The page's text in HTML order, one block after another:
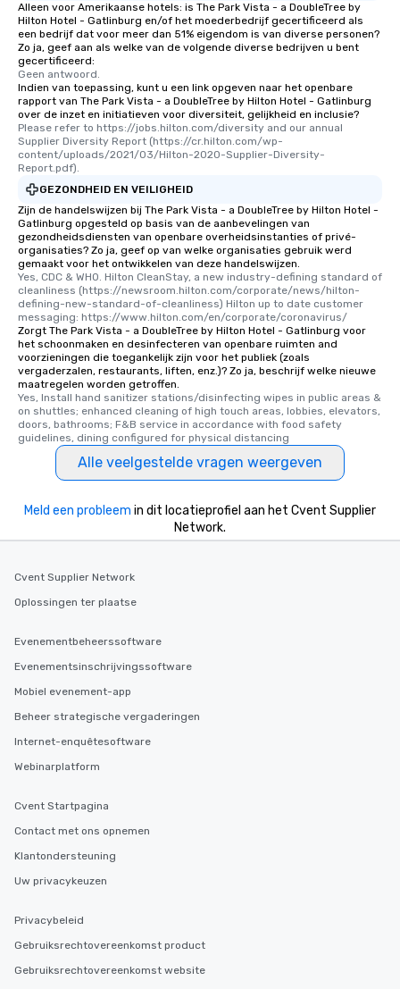
Alleen voor Amerikaanse hotels: is The Park Vista - a DoubleTree by
Hilton Hotel - Gatlinburg en/of het moederbedrijf gecertificeerd als
een bedrijf dat voor meer dan 51% eigendom is van diverse personen?
Zo ja, geef aan als welke van de volgende diverse bedrijven u bent
gecertificeerd:
Geen antwoord.
Indien van toepassing, kunt u een link opgeven naar het openbare
rapport van The Park Vista - a DoubleTree by Hilton Hotel - Gatlinburg
over de inzet en initiatieven voor diversiteit, gelijkheid en inclusie?
Please refer to https://jobs.hilton.com/diversity and our annual
Supplier Diversity Report (https://cr.hilton.com/wp-
content/uploads/2021/03/Hilton-2020-Supplier-Diversity-
Report.pdf).
GEZONDHEID EN VEILIGHEID
Zijn de handelswijzen bij The Park Vista - a DoubleTree by Hilton Hotel -
Gatlinburg opgesteld op basis van de aanbevelingen van
gezondheidsdiensten van openbare overheidsinstanties of privé-
organisaties? Zo ja, geef op van welke organisaties gebruik werd
gemaakt voor het ontwikkelen van deze handelswijzen.
Yes, CDC & WHO. Hilton CleanStay, a new industry-defining standard of
cleanliness (https://newsroom.hilton.com/corporate/news/hilton-
defining-new-standard-of-cleanliness) Hilton up to date customer
messaging: https://www.hilton.com/en/corporate/coronavirus/
Zorgt The Park Vista - a DoubleTree by Hilton Hotel - Gatlinburg voor
het schoonmaken en desinfecteren van openbare ruimten and
voorzieningen die toegankelijk zijn voor het publiek (zoals
vergaderzalen, restaurants, liften, enz.)? Zo ja, beschrijf welke nieuwe
maatregelen worden getroffen.
Yes, Install hand sanitizer stations/disinfecting wipes in public areas &
on shuttles; enhanced cleaning of high touch areas, lobbies, elevators,
doors, bathrooms; F&B service in accordance with food safety
guidelines, dining configured for physical distancing
Alle veelgestelde vragen weergeven
Meld een probleem in dit locatieprofiel aan het Cvent Supplier
Network.
Cvent Supplier Network
Oplossingen ter plaatse
Evenementbeheerssoftware
Evenementsinschrijvingssoftware
Mobiel evenement-app
Beheer strategische vergaderingen
Internet-enquêtesoftware
Webinarplatform
Cvent Startpagina
Contact met ons opnemen
Klantondersteuning
Uw privacykeuzen
Privacybeleid
Gebruiksrechtovereenkomst product
Gebruiksrechtovereenkomst website